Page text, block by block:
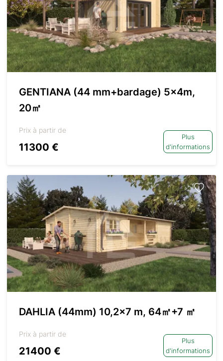
GENTIANA (44 mm+bardage) 5x4m,
20㎡
Prix à partir de
11300 €
Plus
d'informations
DAHLIA (44mm) 10,2×7 m, 64㎡+7 ㎡
Prix à partir de
21400 €
Plus
d'informations